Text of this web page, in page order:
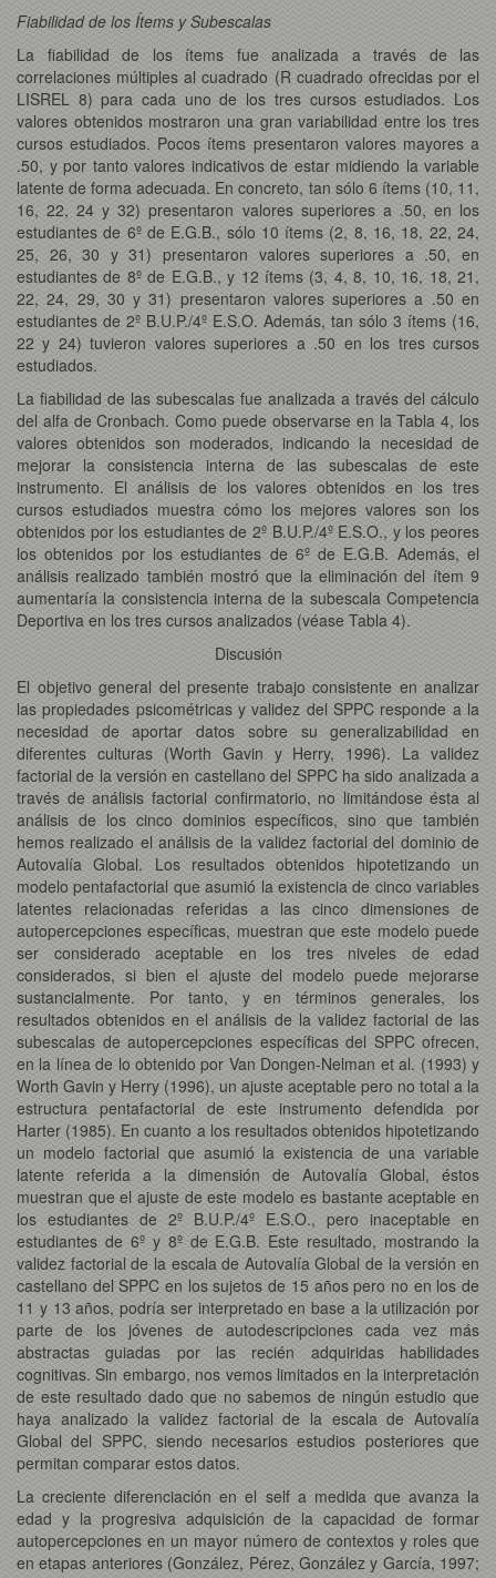
Fiabilidad de los Ítems y Subescalas
La fiabilidad de los ítems fue analizada a través de las
correlaciones múltiples al cuadrado (R cuadrado ofrecidas por el
LISREL 8) para cada uno de los tres cursos estudiados. Los
valores obtenidos mostraron una gran variabilidad entre los tres
cursos estudiados. Pocos ítems presentaron valores mayores a
.50, y por tanto valores indicativos de estar midiendo la variable
latente de forma adecuada. En concreto, tan sólo 6 ítems (10, 11,
16, 22, 24 y 32) presentaron valores superiores a .50, en los
estudiantes de 6º de E.G.B., sólo 10 ítems (2, 8, 16, 18, 22, 24,
25, 26, 30 y 31) presentaron valores superiores a .50, en
estudiantes de 8º de E.G.B., y 12 ítems (3, 4, 8, 10, 16, 18, 21,
22, 24, 29, 30 y 31) presentaron valores superiores a .50 en
estudiantes de 2º B.U.P./4º E.S.O. Además, tan sólo 3 ítems (16,
22 y 24) tuvieron valores superiores a .50 en los tres cursos
estudiados.
La fiabilidad de las subescalas fue analizada a través del cálculo
del alfa de Cronbach. Como puede observarse en la Tabla 4, los
valores obtenidos son moderados, indicando la necesidad de
mejorar la consistencia interna de las subescalas de este
instrumento. El análisis de los valores obtenidos en los tres
cursos estudiados muestra cómo los mejores valores son los
obtenidos por los estudiantes de 2º B.U.P./4º E.S.O., y los peores
los obtenidos por los estudiantes de 6º de E.G.B. Además, el
análisis realizado también mostró que la eliminación del ítem 9
aumentaría la consistencia interna de la subescala Competencia
Deportiva en los tres cursos analizados (véase Tabla 4).
Discusión
El objetivo general del presente trabajo consistente en analizar
las propiedades psicométricas y validez del SPPC responde a la
necesidad de aportar datos sobre su generalizabilidad en
diferentes culturas (Worth Gavin y Herry, 1996). La validez
factorial de la versión en castellano del SPPC ha sido analizada a
través de análisis factorial confirmatorio, no limitándose ésta al
análisis de los cinco dominios específicos, sino que también
hemos realizado el análisis de la validez factorial del dominio de
Autovalía Global. Los resultados obtenidos hipotetizando un
modelo pentafactorial que asumió la existencia de cinco variables
latentes relacionadas referidas a las cinco dimensiones de
autopercepciones específicas, muestran que este modelo puede
ser considerado aceptable en los tres niveles de edad
considerados, si bien el ajuste del modelo puede mejorarse
sustancialmente. Por tanto, y en términos generales, los
resultados obtenidos en el análisis de la validez factorial de las
subescalas de autopercepciones específicas del SPPC ofrecen,
en la línea de lo obtenido por Van Dongen-Nelman et al. (1993) y
Worth Gavin y Herry (1996), un ajuste aceptable pero no total a la
estructura pentafactorial de este instrumento defendida por
Harter (1985). En cuanto a los resultados obtenidos hipotetizando
un modelo factorial que asumió la existencia de una variable
latente referida a la dimensión de Autovalía Global, éstos
muestran que el ajuste de este modelo es bastante aceptable en
los estudiantes de 2º B.U.P./4º E.S.O., pero inaceptable en
estudiantes de 6º y 8º de E.G.B. Este resultado, mostrando la
validez factorial de la escala de Autovalía Global de la versión en
castellano del SPPC en los sujetos de 15 años pero no en los de
11 y 13 años, podría ser interpretado en base a la utilización por
parte de los jóvenes de autodescripciones cada vez más
abstractas guiadas por las recién adquiridas habilidades
cognitivas. Sin embargo, nos vemos limitados en la interpretación
de este resultado dado que no sabemos de ningún estudio que
haya analizado la validez factorial de la escala de Autovalía
Global del SPPC, siendo necesarios estudios posteriores que
permitan comparar estos datos.
La creciente diferenciación en el self a medida que avanza la
edad y la progresiva adquisición de la capacidad de formar
autopercepciones en un mayor número de contextos y roles que
en etapas anteriores (González, Pérez, González y García, 1997;